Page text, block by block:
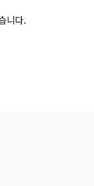
니다.